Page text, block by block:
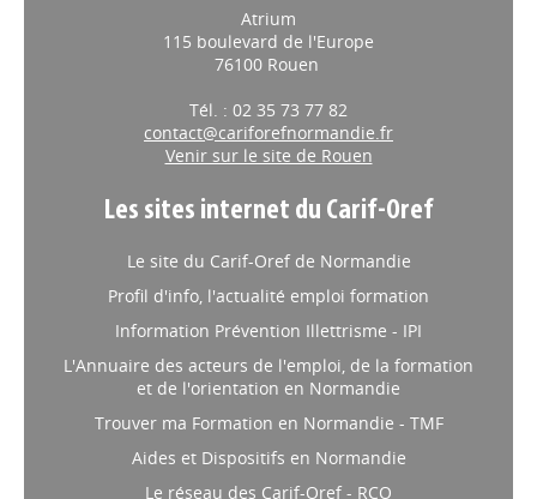
Atrium
115 boulevard de l'Europe
76100 Rouen
Tél. : 02 35 73 77 82
contact@cariforefnormandie.fr
Venir sur le site de Rouen
Les sites internet du Carif-Oref
Le site du Carif-Oref de Normandie
Profil d'info, l'actualité emploi formation
Information Prévention Illettrisme - IPI
L'Annuaire des acteurs de l'emploi, de la formation
et de l'orientation en Normandie
Trouver ma Formation en Normandie - TMF
Aides et Dispositifs en Normandie